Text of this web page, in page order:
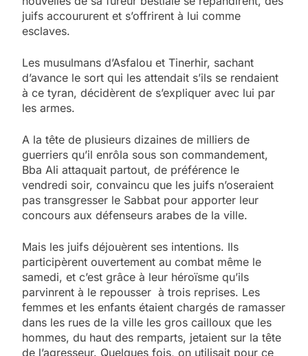
juifs accoururent et s’offrirent à lui comme
esclaves.
Les musulmans d’Asfalou et Tinerhir, sachant
d’avance le sort qui les attendait s’ils se rendaient
à ce tyran, décidèrent de s’expliquer avec lui par
les armes.
A la tête de plusieurs dizaines de milliers de
guerriers qu’il enrôla sous son commandement,
Bba Ali attaquait partout, de préférence le
vendredi soir, convaincu que les juifs n’oseraient
pas transgresser le Sabbat pour apporter leur
concours aux défenseurs arabes de la ville.
Mais les juifs déjouèrent ses intentions. Ils
participèrent ouvertement au combat même le
samedi, et c’est grâce à leur héroïsme qu’ils
parvinrent à le repousser à trois reprises. Les
femmes et les enfants étaient chargés de ramasser
dans les rues de la ville les gros cailloux que les
hommes, du haut des remparts, jetaient sur la tête
de l’agresseur. Quelques fois, on utilisait pour ce